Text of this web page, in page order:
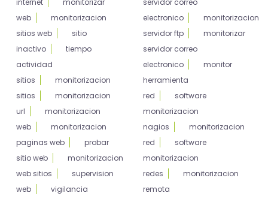
internet
monitorizar
web
monitorizacion
sitios web
sitio
inactivo
tiempo
actividad
sitios
monitorizacion
sitios
monitorizacion
url
monitorizacion
web
monitorizacion
paginas web
probar
sitio web
monitorizacion
web sitios
supervision
web
vigilancia
servidor correo
electronico
monitorizacion
servidor ftp
monitorizar
servidor correo
electronico
monitor
herramienta
red
software
monitorizacion
nagios
monitorizacion
red
software
monitorizacion
redes
monitorizacion
remota